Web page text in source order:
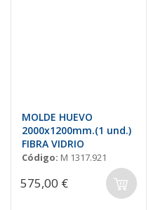
MOLDE HUEVO
2000x1200mm.(1 und.)
FIBRA VIDRIO
Código: M 1317.921
575,00 €